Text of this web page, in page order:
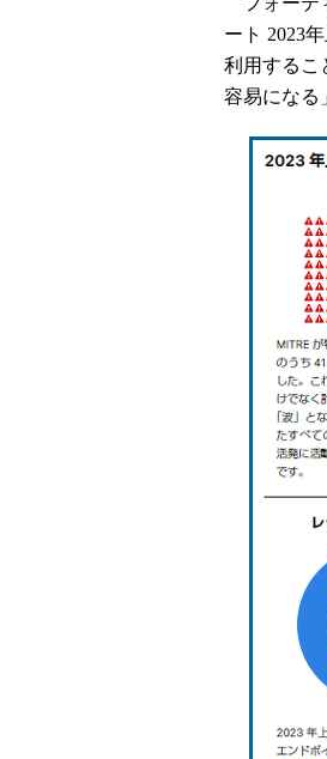
ート 2023
利用するこ
容易になる